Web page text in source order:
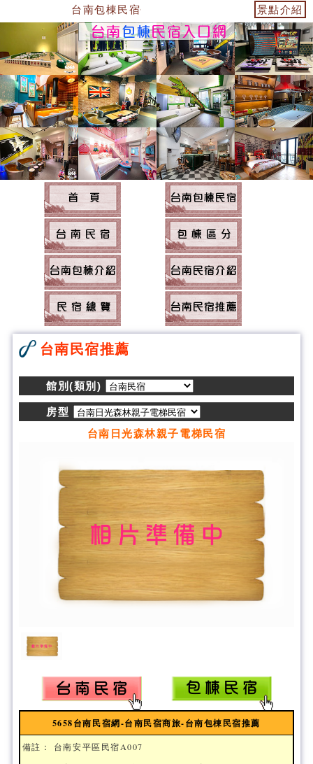
台南包棟民宿~台南民宿住宿 景點介紹
台南民宿推薦
館別(類別)
房型
台南日光森林親子電梯民宿
5658台南民宿網-台南民宿商旅-台南包棟民宿推薦
備註： 台南安平區民宿A007